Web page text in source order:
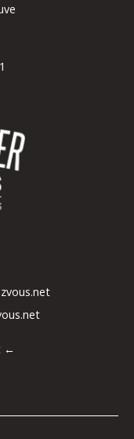
←